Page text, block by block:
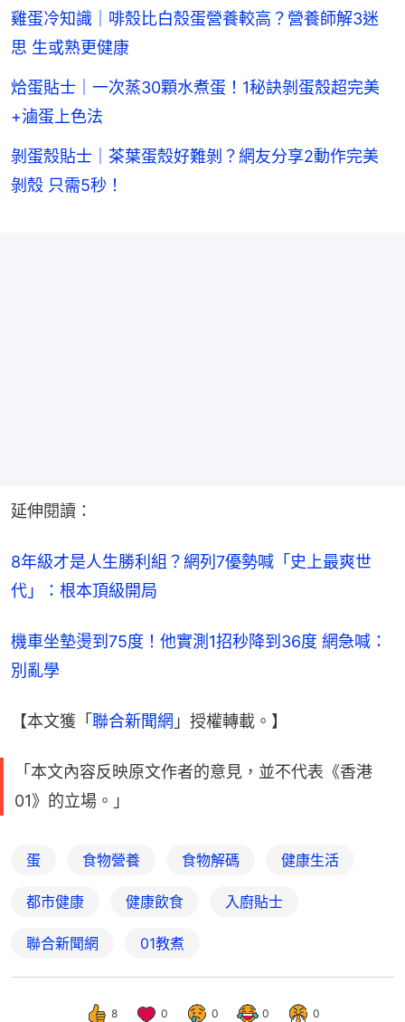
雞蛋冷知識｜啡殼比白殼蛋營養較高？營養師解3迷
思 生或熟更健康
烚蛋貼士｜一次蒸30顆水煮蛋！1秘訣剝蛋殼超完美
+滷蛋上色法
剝蛋殼貼士｜茶葉蛋殼好難剝？網友分享2動作完美
剝殼 只需5秒！
延伸閱讀：
8年級才是人生勝利組？網列7優勢喊「史上最爽世
代」：根本頂級開局
機車坐墊燙到75度！他實測1招秒降到36度 網急喊：
別亂學
【本文獲「 聯合新聞網 」授權轉載。】
「本文內容反映原文作者的意見，並不代表《香港
01》的立場。」
蛋 食物營養 食物解碼 健康生活
都市健康 健康飲食 入廚貼士
聯合新聞網 01教煮
8 0 0 0 0